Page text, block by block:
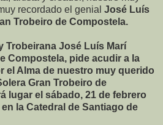
recordado el genial José Luís
Trobeiro de Compostela.
Trobeirana José Luís Marí
Compostela, pide acudir a la
el Alma de nuestro muy querido
Gran Trobeiro de
lugar el sábado, 21 de febrero
la Catedral de Santiago de